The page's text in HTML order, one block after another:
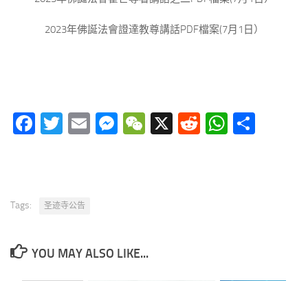
2023年佛誕法會證達教尊講話PDF檔案(7月1日）
Facebook
Twitter
EmailMessenger
WeChat
X Reddit
Tags: 圣迹寺公告
YOU MAY ALSO LIKE...